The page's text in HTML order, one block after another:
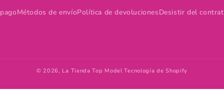
Métodos de envíoPolítica de devolucionesDesistir del
© 2026, La Tienda Top Model Tecnología de Shopify